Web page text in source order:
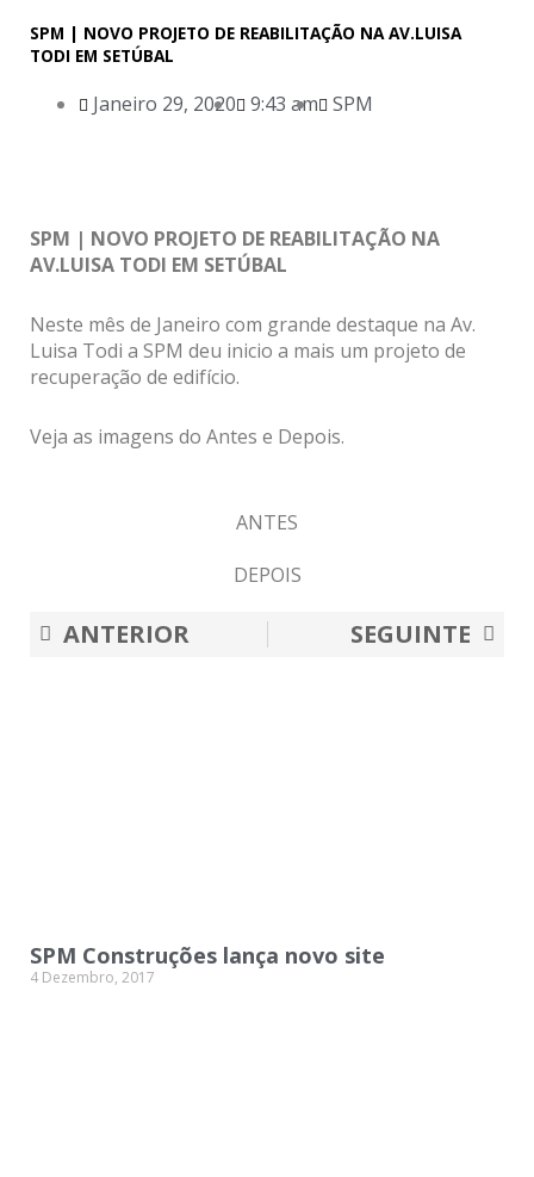
SPM | NOVO PROJETO DE REABILITAÇÃO NA AV.LUISA
TODI EM SETÚBAL
Janeiro 29, 2020 9:43 am SPM
SPM | NOVO PROJETO DE REABILITAÇÃO NA
AV.LUISA TODI EM SETÚBAL
Neste mês de Janeiro com grande destaque na Av.
Luisa Todi a SPM deu inicio a mais um projeto de
recuperação de edifício.
Veja as imagens do Antes e Depois.
ANTES
DEPOIS
Prev
ANTERIOR SEGUINTE
SPM Construções lança novo site
4 Dezembro, 2017